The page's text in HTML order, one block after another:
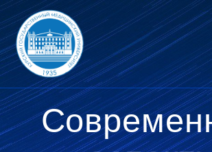
Перейти
к
контенту